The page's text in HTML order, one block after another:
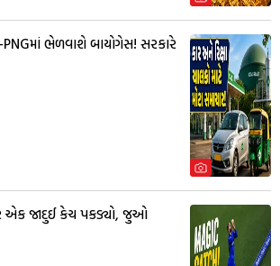
PNGમાં ભેળવાશે બાયોગેસ! સરકારે
એક જાદુઈ કેચ પકડ્યો, જુઓ